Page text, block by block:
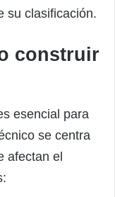
su clasificación.
construir
esencial para
se centra
afectan el